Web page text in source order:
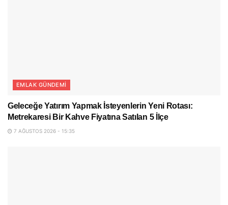
EMLAK GÜNDEMI
Geleceğe Yatırım Yapmak İsteyenlerin Yeni Rotası:
Metrekaresi Bir Kahve Fiyatına Satılan 5 İlçe
7 AĞUSTOS 2026 - 15:35